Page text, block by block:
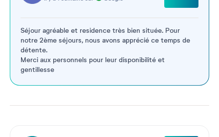
Séjour agréable et residence très bien située. Pour
notre 2ème séjours, nous avons apprécié ce temps de
détente.
Merci aux personnels pour leur disponibilité et
gentillesse